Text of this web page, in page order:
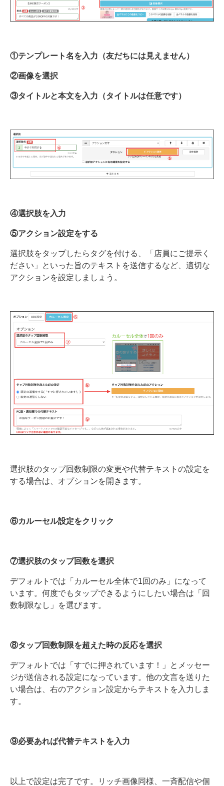
①テンプレート名を入力（友だちには見えません）
②画像を選択
③タイトルと本文を入力（タイトルは任意です）
④選択肢を入力
⑤アクション設定をする
選択肢をタップしたらタグを付ける、「店員にご提示く
ださい」といった旨のテキストを送信するなど、適切な
アクションを設定しましょう。
選択肢のタップ回数制限の変更や代替テキストの設定を
する場合は、オプションを開きます。
⑥カルーセル設定をクリック
⑦選択肢のタップ回数を選択
デフォルトでは「カルーセル全体で1回のみ」になって
います。何度でもタップできるようにしたい場合は「回
数制限なし」を選びます。
⑧タップ回数制限を超えた時の反応を選択
デフォルトでは「すでに押されています！」とメッセー
ジが送信される設定になっています。他の文言を送りた
い場合は、右のアクション設定からテキストを入力しま
す。
⑨必要あれば代替テキストを入力
以上で設定は完了です。リッチ画像同様、一斉配信や個